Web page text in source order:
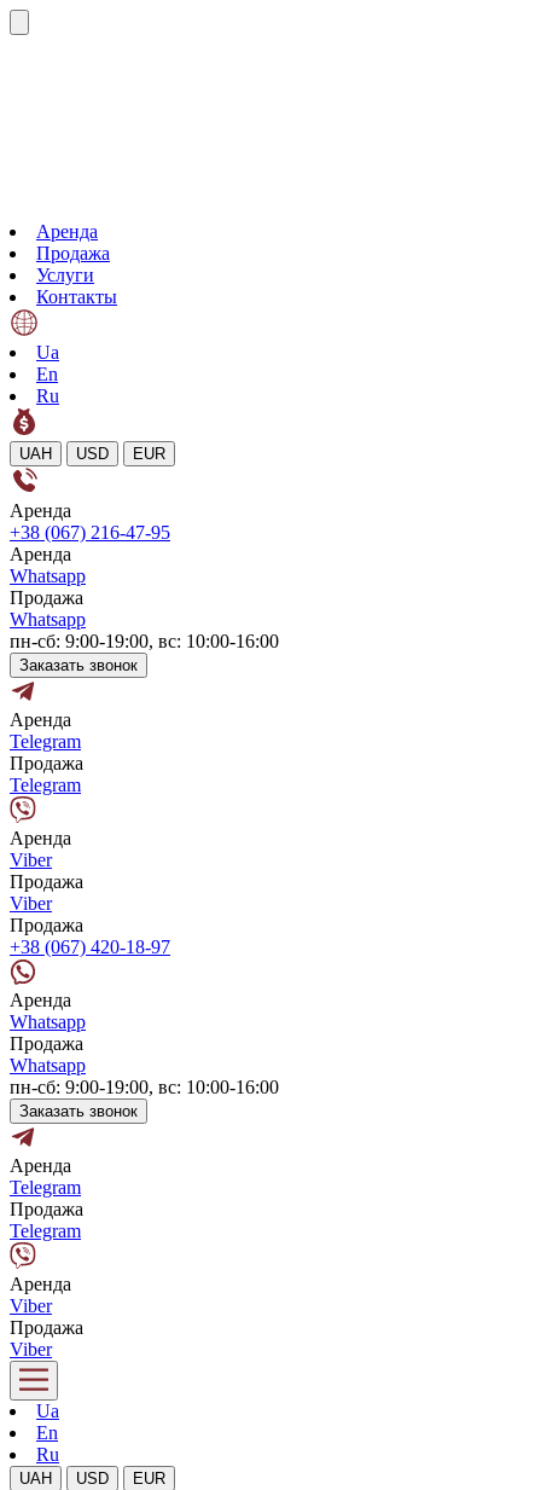
Аренда
Продажа
Услуги
Контакты
Ua
En
Ru
UAH USD EUR
Аренда
+38 (067) 216-47-95
Аренда
Whatsapp
Продажа
Whatsapp
пн-сб: 9:00-19:00, вс: 10:00-16:00
Заказать звонок
Аренда
Telegram
Продажа
Telegram
Аренда
Viber
Продажа
Viber
Продажа
+38 (067) 420-18-97
Аренда
Whatsapp
Продажа
Whatsapp
пн-сб: 9:00-19:00, вс: 10:00-16:00
Заказать звонок
Аренда
Telegram
Продажа
Telegram
Аренда
Viber
Продажа
Viber
Ua
En
Ru
UAH USD EUR